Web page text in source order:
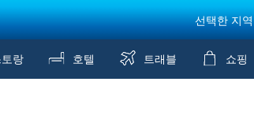
선택한 지역
랑 호텔 트래블 쇼핑